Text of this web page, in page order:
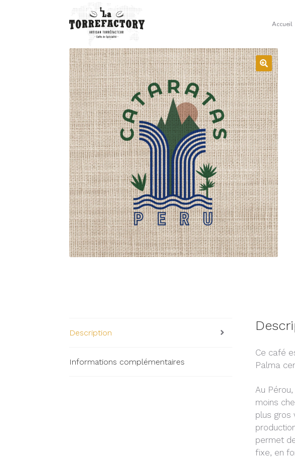
Accueil
Description
Informations complémentaires
Ce café
Palma
Au
moins
plus gros
permet
fixe, en